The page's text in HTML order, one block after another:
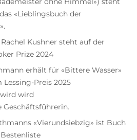
«Lieblingsbuch der
Kushner steht auf der
Prize 2024
erhält für «Bittere Wasser»
Preis 2025
wird
Geschäftsführerin.
«Vierundsiebzig» ist Buch